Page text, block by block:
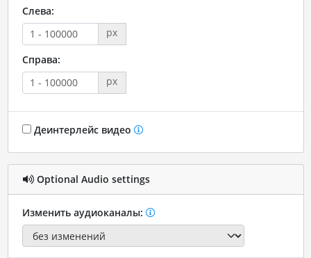
Слева:
px
Справа:
px
Деинтерлейс видео
Optional Audio settings
Изменить аудиоканалы: